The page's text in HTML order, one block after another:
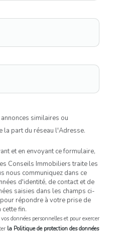
similaires ou
la part du réseau l'Adresse.
et en envoyant ce formulaire,
Conseils Immobiliers traite les
nous communiquez dans ce
d'identité, de contact et de
saisies dans les champs ci-
répondre à votre prise de
fin.
données personnelles et pour exercer
la Politique de protection des données